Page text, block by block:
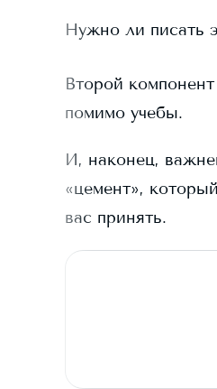
Нужно ли писать
Второй
помимо учебы.
И, наконец,
«цемент»,
вас принять.